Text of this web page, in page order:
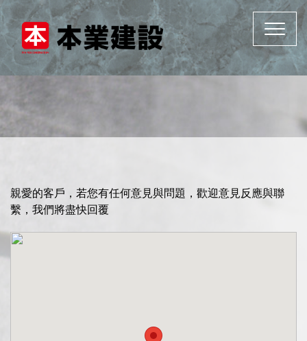
Toggle
親愛的客戶，若您有任何意見與問題，歡迎意見反應與聯
繫，我們將盡快回覆